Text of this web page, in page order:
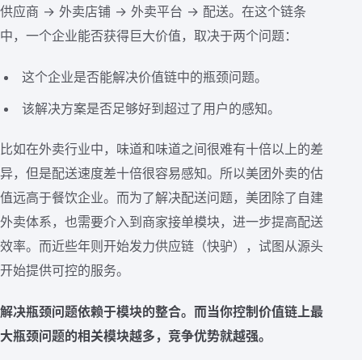
供应商 → 外卖店铺 → 外卖平台 → 配送。在这个链条
中，一个企业能否获得巨大价值，取决于两个问题：
这个企业是否能解决价值链中的瓶颈问题。
该解决方案是否足够好到超过了用户的感知。
比如在外卖行业中，味道和味道之间很难有十倍以上的差
异，但是配送速度差十倍很容易感知。所以美团外卖的估
值远高于餐饮企业。而为了解决配送问题，美团除了自建
外卖体系，也需要介入到商家接单模块，进一步提高配送
效率。而近些年则开始发力供应链（快驴），试图从源头
开始提供可控的服务。
解决瓶颈问题依赖于模块的整合。而当你控制价值链上最
大瓶颈问题的相关模块越多，竞争优势就越强。